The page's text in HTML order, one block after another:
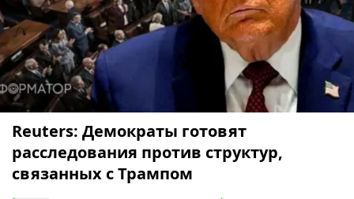
Reuters: Демократы готовят
расследования против структур,
связанных с Трампом